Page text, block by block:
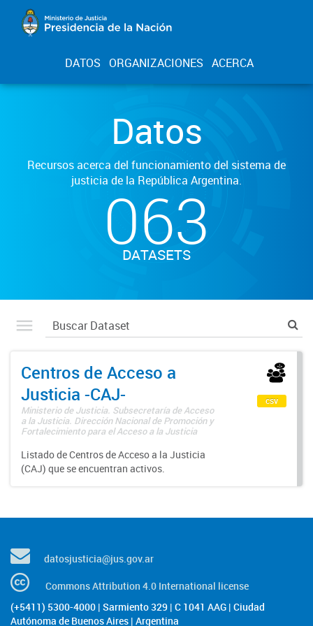
DATOS ORGANIZACIONES ACERCA
Datos
Recursos acerca del funcionamiento del sistema de
justicia de la República Argentina.
063
DATASETS
Centros de Acceso a
Justicia -CAJ-
Ministerio de Justicia. Subsecretaría de Acceso
a la Justicia. Dirección Nacional de Promoción y
Fortalecimiento para el Acceso a la Justicia
Listado de Centros de Acceso a la Justicia
(CAJ) que se encuentran activos.
csv
datosjusticia@jus.gov.ar
Commons Attribution 4.0 International license
(+5411) 5300-4000 | Sarmiento 329 | C 1041 AAG | Ciudad
Autónoma de Buenos Aires | Argentina